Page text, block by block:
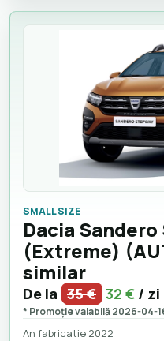
SMALL SIZE
Dacia
(Extreme)
similar
De la 35 € 32 € / zi
* Promoție valabilă 2026-04-
An fabricatie 2022